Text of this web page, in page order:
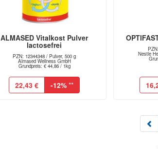
ALMASED Vitalkost Pulver
lactosefrei
PZN: 12344348 / Pulver, 500 g
Almased Wellness GmbH
Grundpreis: € 44,86 / 1kg
22,43 € -12% **
Nestle